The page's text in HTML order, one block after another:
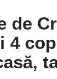
de
4